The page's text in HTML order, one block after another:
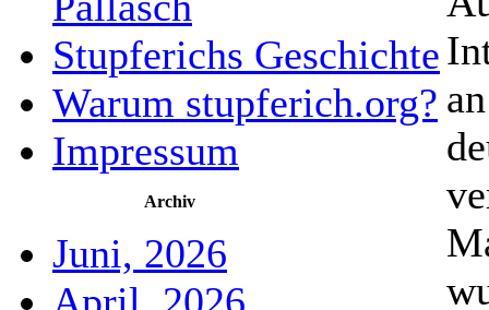
Stupferichs Geschichte
Warum stupferich.org?
Impressum
Archiv
Juni, 2026